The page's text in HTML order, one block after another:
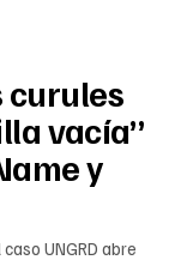
curules
vacía”
y
UNGRD abre